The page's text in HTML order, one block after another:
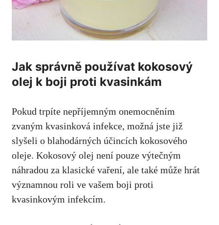
Jak ​správně používat kokosový
olej k boji proti kvasinkám
Pokud trpíte nepříjemným onemocněním‌
zvaným kvasinková infekce, možná jste již
slyšeli o blahodárných účincích kokosového
oleje. Kokosový olej není pouze výtečným
náhradou⁢ za​ klasické vaření, ⁤ale také může hrát
významnou⁤ roli ve vašem boji proti
kvasinkovým infekcím.